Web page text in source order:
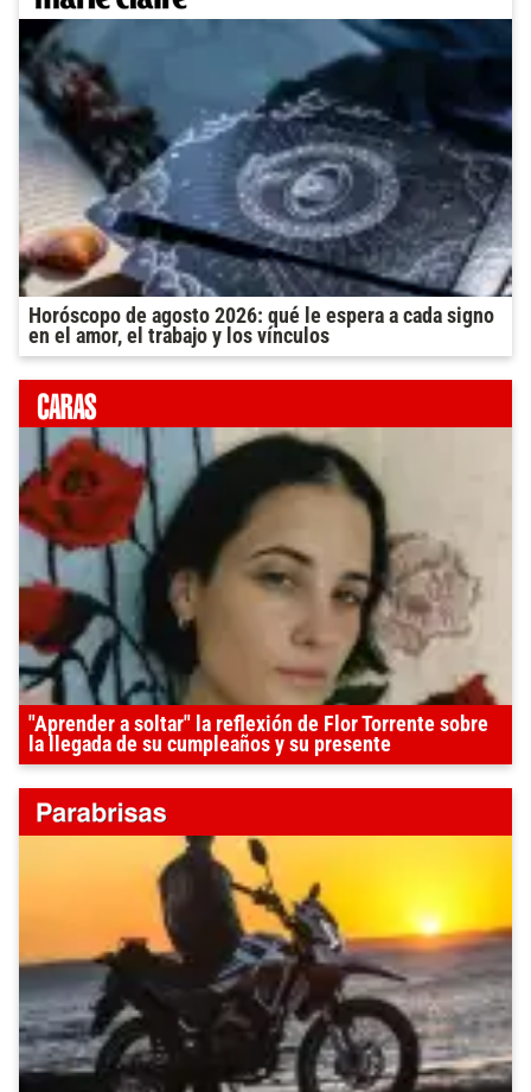
Horóscopo de agosto 2026: qué le espera a cada signo
en el amor, el trabajo y los vínculos
"Aprender a soltar" la reflexión de Flor Torrente sobre
la llegada de su cumpleaños y su presente